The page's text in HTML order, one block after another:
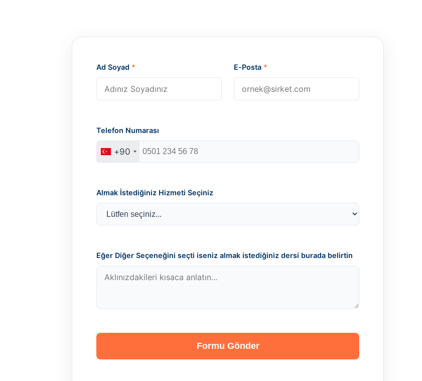
Ad Soyad * E-Posta *
Telefon Numarası
+90
Almak İstediğiniz Hizmeti Seçiniz
Eğer Diğer Seçeneğini seçti iseniz almak istediğiniz dersi burada belirtin
Formu Gönder